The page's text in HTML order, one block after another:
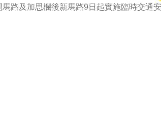
路及加思欄後新馬路9日起實施臨時交通